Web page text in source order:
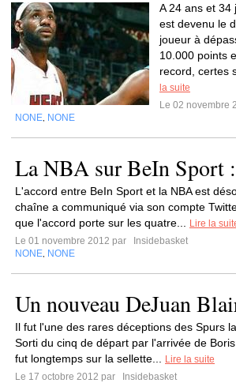
A 24 ans et 34
est devenu le
joueur à
10.000 points
record, certes
la suite
Le 02 novembre
NONE NONE
La NBA sur BeIn Sport
L'accord entre BeIn Sport et la NBA est
chaîne a communiqué via son compte
que l'accord porte sur les quatre...
Lire la
Le 01 novembre 2012 par
Insidebasket
NONE NONE
Un nouveau DeJuan
Il fut l'une des rares déceptions des Spurs
Sorti du cinq de départ par l'arrivée de
fut longtemps sur la sellette...
Lire la suite
Le 17 octobre 2012 par
Insidebasket